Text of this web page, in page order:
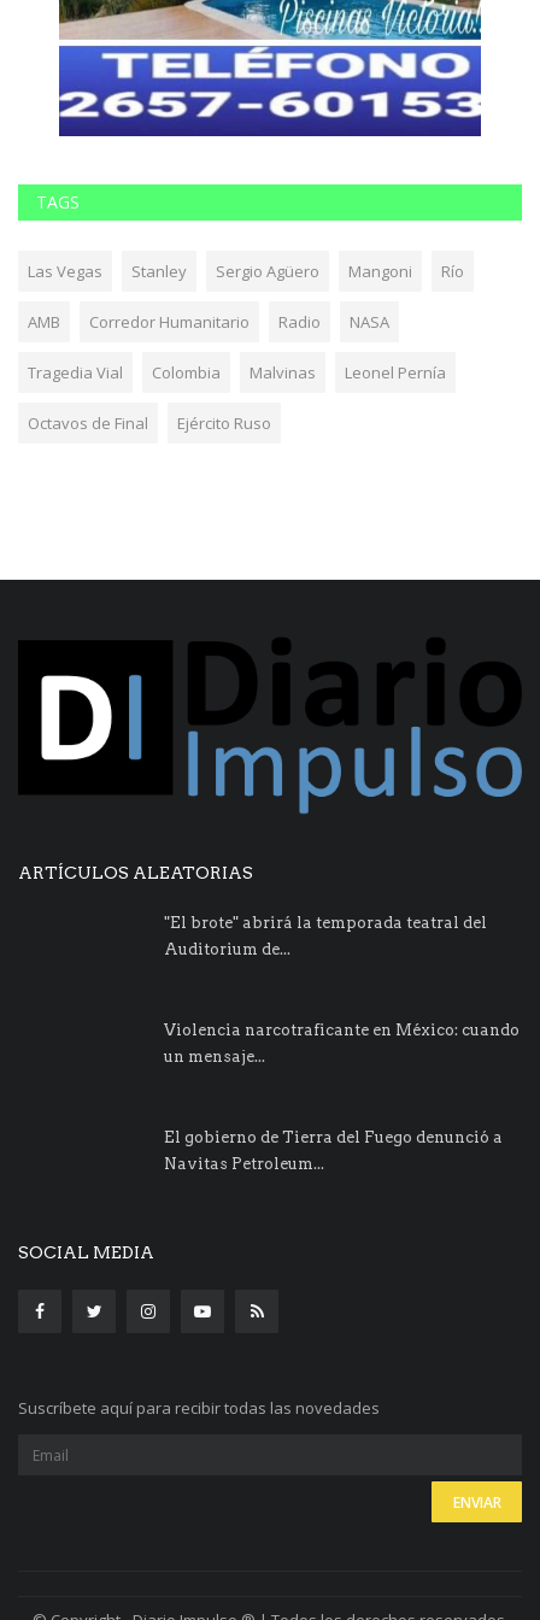
TAGS
Las Vegas Stanley Sergio Agüero Mangoni Río
AMB Corredor Humanitario Radio NASA
Tragedia Vial Colombia Malvinas Leonel Pernía
Octavos de Final Ejército Ruso
ARTÍCULOS ALEATORIAS
"El brote" abrirá la temporada teatral del
Auditorium de...
Violencia narcotraficante en México: cuando
un mensaje...
El gobierno de Tierra del Fuego denunció a
Navitas Petroleum...
SOCIAL MEDIA
Suscríbete aquí para recibir todas las novedades